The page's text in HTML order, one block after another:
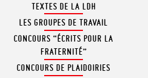
TEXTES DE LA LDH
LES GROUPES DE TRAVAIL
CONCOURS “ÉCRITS POUR LA
FRATERNITÉ”
CONCOURS DE PLAIDOIRIES